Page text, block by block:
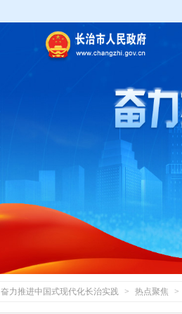
奋力推进中国式现代化长治实践 > 热点聚焦 >